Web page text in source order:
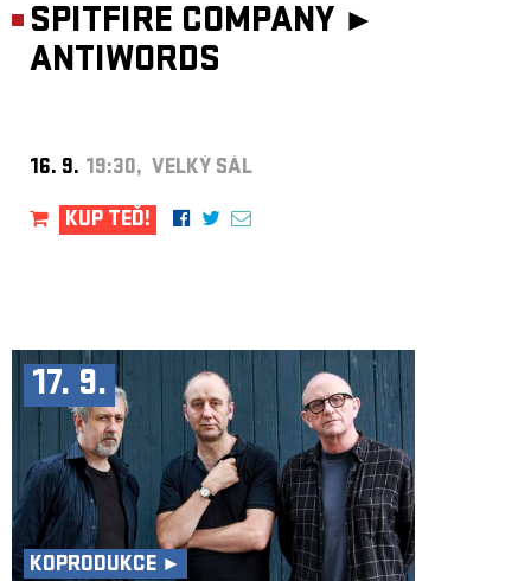
SPITFIRE COMPANY ►
ANTIWORDS
16. 9. 19:30, VELKÝ SÁL
KUP TEĎ!
17. 9.
KOPRODUKCE ►